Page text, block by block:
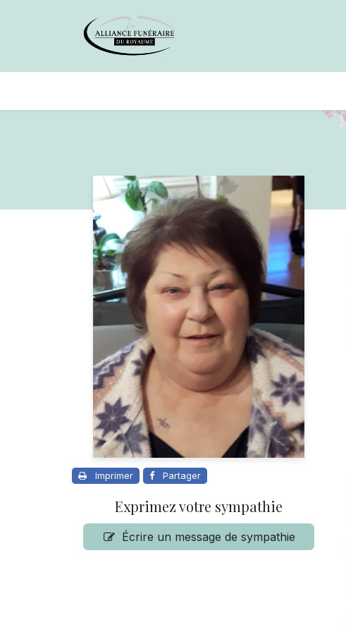
Imprimer Partager
Exprimez votre sympathie
Écrire un message de sympathie